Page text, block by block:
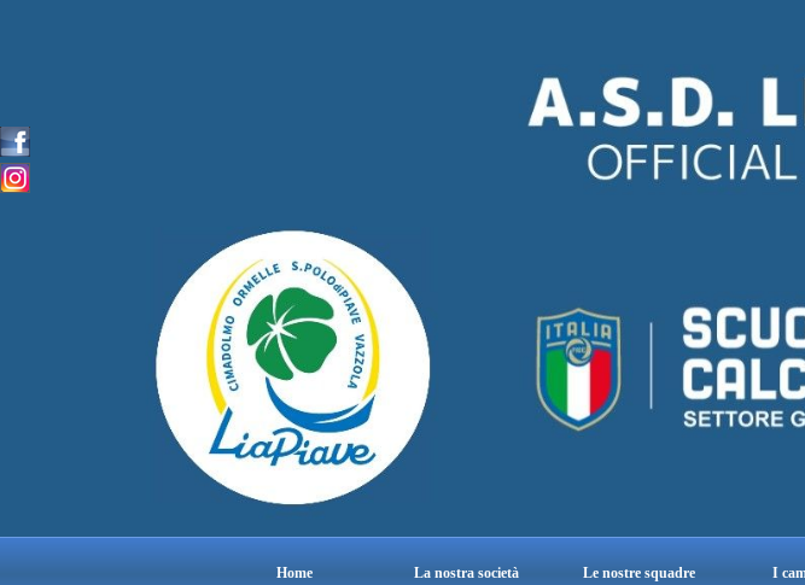
Home La nostra società Le nostre squadre I